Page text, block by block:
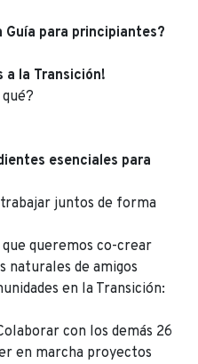
Guía para principiantes?
a la Transición!
esenciales para
trabajar juntos de forma
queremos co-crear
naturales de amigos
en la Transición:
con los demás 26
en marcha proyectos